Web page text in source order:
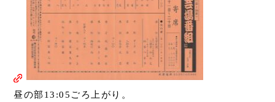
昼の部13:05ごろ上がり。